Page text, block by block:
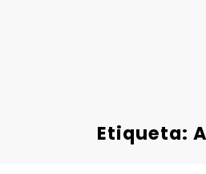
Etiqueta: